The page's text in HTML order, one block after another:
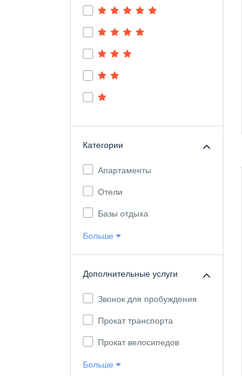
Категории
Апартаменты
Отели
Базы отдыха
Больше
Дополнительные услуги
Звонок для пробуждения
Прокат транспорта
Прокат велосипедов
Больше